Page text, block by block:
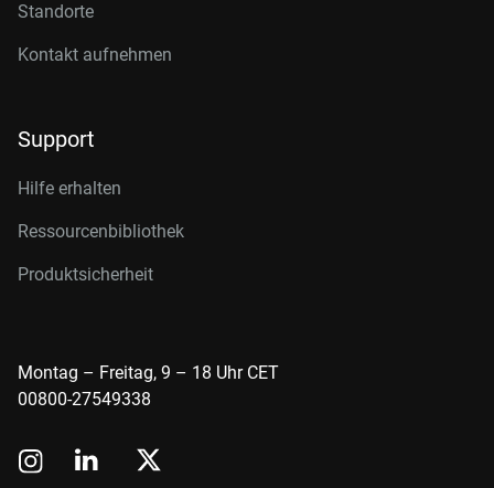
Standorte
Kontakt aufnehmen
Support
Hilfe erhalten
Ressourcenbibliothek
Produktsicherheit
Montag – Freitag, 9 – 18 Uhr CET
00800-27549338